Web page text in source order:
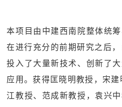
本项目由中建西南院整体统
在进行充分的前期研究之后，
投入了大量新技术、创新了
应用。获得匡晓明教授，宋
江教授、范成新教授，袁兴